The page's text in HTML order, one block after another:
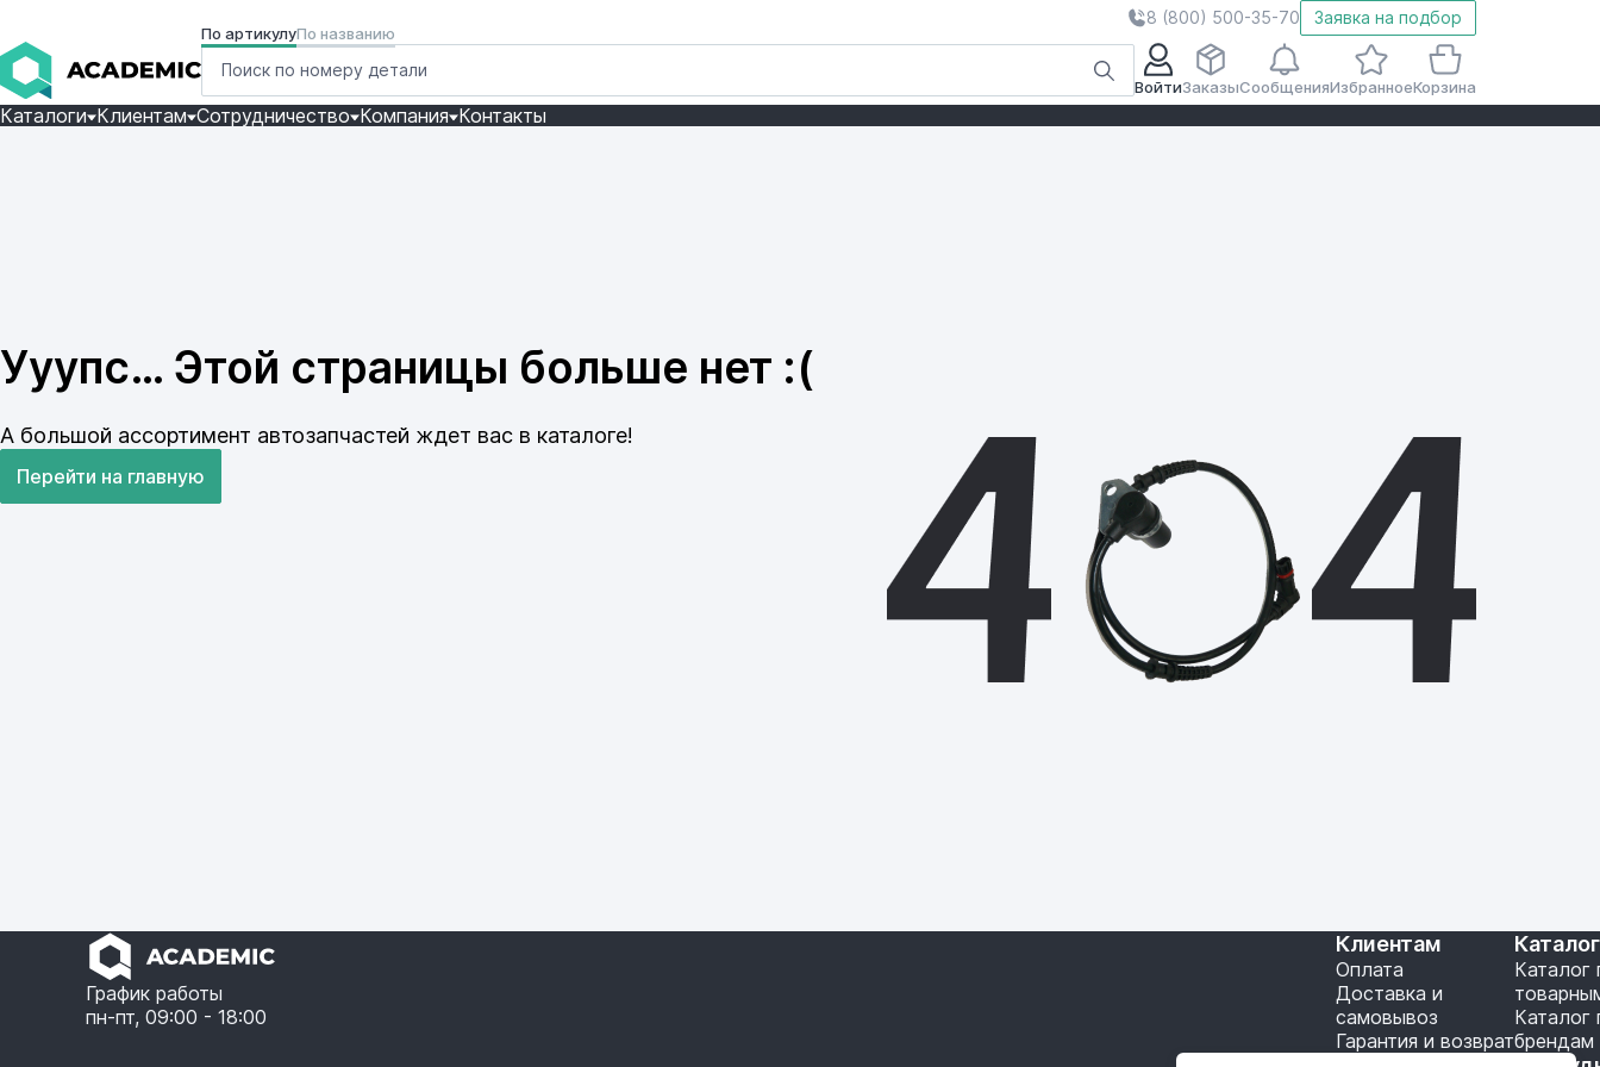
8 (800) 500-35-70 Заявка на подбор
По артикулуПо названию
ВойтиЗаказыСообщенияИзбранноеКорзина
Каталоги Клиентам Сотрудничество Компания Контакты
Ууупс… Этой страницы больше нет :(
А большой ассортимент автозапчастей ждет вас в каталоге!
Перейти на главную
График работы
пн-пт, 09:00 - 18:00
Клиентам
Оплата
Доставка и
самовывоз
Гарантия и возврат
Каталог
Каталог
брендам